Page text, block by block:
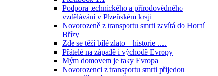
Podpora technického a přírodovědného
vzdělávání v Plzeňském kraji
Novorozeně z transportu smrti zavítá do Horní
Břízy
Zde se těží bílé zlato – historie .....
Přátelé na západě i východě Evropy
Mým domovem je taky Evropa
Novorozenci z transportu smrti přijedou